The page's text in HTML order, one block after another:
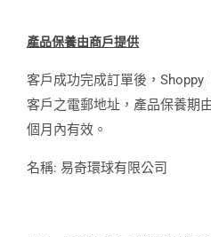
產品保養由商戶提供
客戶成功完成訂單後，Shoppy
客戶之電郵地址，產品保養期
個月內有效。
名稱: 易奇環球有限公司